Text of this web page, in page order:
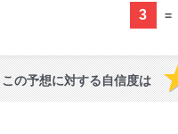
3 =
この予想に対する自信度は